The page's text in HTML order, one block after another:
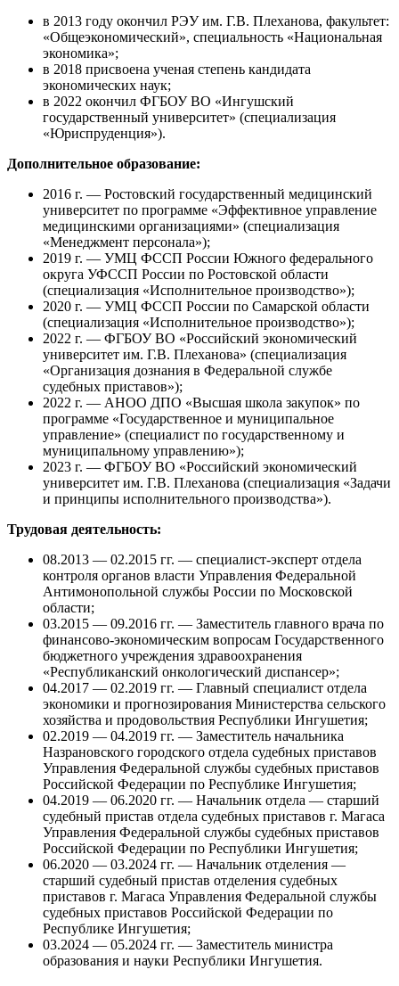
в 2013 году окончил РЭУ им. Г.В. Плеханова, факультет:
«Общеэкономический», специальность «Национальная
экономика»;
в 2018 присвоена ученая степень кандидата
экономических наук;
в 2022 окончил ФГБОУ ВО «Ингушский
государственный университет» (специализация
«Юриспруденция»).
Дополнительное образование:
2016 г. — Ростовский государственный медицинский
университет по программе «Эффективное управление
медицинскими организациями» (специализация
«Менеджмент персонала»);
2019 г. — УМЦ ФССП России Южного федерального
округа УФССП России по Ростовской области
(специализация «Исполнительное производство»);
2020 г. — УМЦ ФССП России по Самарской области
(специализация «Исполнительное производство»);
2022 г. — ФГБОУ ВО «Российский экономический
университет им. Г.В. Плеханова» (специализация
«Организация дознания в Федеральной службе
судебных приставов»);
2022 г. — АНОО ДПО «Высшая школа закупок» по
программе «Государственное и муниципальное
управление» (специалист по государственному и
муниципальному управлению»);
2023 г. — ФГБОУ ВО «Российский экономический
университет им. Г.В. Плеханова (специализация «Задачи
и принципы исполнительного производства»).
Трудовая деятельность:
08.2013 — 02.2015 гг. — специалист-эксперт отдела
контроля органов власти Управления Федеральной
Антимонопольной службы России по Московской
области;
03.2015 — 09.2016 гг. — Заместитель главного врача по
финансово-экономическим вопросам Государственного
бюджетного учреждения здравоохранения
«Республиканский онкологический диспансер»;
04.2017 — 02.2019 гг. — Главный специалист отдела
экономики и прогнозирования Министерства сельского
хозяйства и продовольствия Республики Ингушетия;
02.2019 — 04.2019 гг. — Заместитель начальника
Назрановского городского отдела судебных приставов
Управления Федеральной службы судебных приставов
Российской Федерации по Республике Ингушетия;
04.2019 — 06.2020 гг. — Начальник отдела — старший
судебный пристав отдела судебных приставов г. Магаса
Управления Федеральной службы судебных приставов
Российской Федерации по Республики Ингушетия;
06.2020 — 03.2024 гг. — Начальник отделения —
старший судебный пристав отделения судебных
приставов г. Магаса Управления Федеральной службы
судебных приставов Российской Федерации по
Республике Ингушетия;
03.2024 — 05.2024 гг. — Заместитель министра
образования и науки Республики Ингушетия.